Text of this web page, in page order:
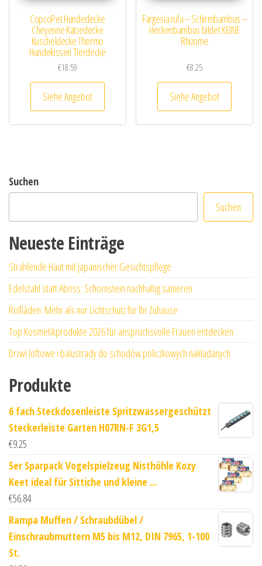
CopcoPet Hundedecke
Cheyenne Katzedecke
Kuscheldecke Thermo
Hundekissen Tierdecke
€18.59
Siehe Angebot
Fargesia rufa – Schirmbambus –
Heckenbambus bildet KEINE
Rhizome
€8.25
Siehe Angebot
Suchen
Suchen
Neueste Einträge
Strahlende Haut mit japanischer Gesichtspflege
Edelstahl statt Abriss: Schornstein nachhaltig sanieren
Rollläden: Mehr als nur Lichtschutz für Ihr Zuhause
Top Kosmetikprodukte 2026 für anspruchsvolle Frauen entdecken
Drzwi loftowe i balustrady do schodów policzkowych nakładanych
Produkte
6 fach Steckdosenleiste Spritzwassergeschützt
Steckerleiste Garten H07RN-F 3G1,5
€9.25
5er Sparpack Vogelspielzeug Nisthöhle Kozy
Keet ideal für Sittiche und kleine ...
€56.84
Rampa Muffen / Schraubdübel /
Einschraubmuttern M5 bis M12, DIN 7965, 1-100
St.